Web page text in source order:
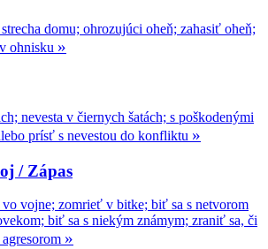
domu; ohrozujúci oheň; zahasiť oheň;
ohnisku »
nevesta v čiernych šatách; s poškodenými
prísť s nevestou do konfliktu »
/ Zápas
vojne; zomrieť v bitke; biť sa s netvorom
biť sa s niekým známym; zraniť sa, či
»